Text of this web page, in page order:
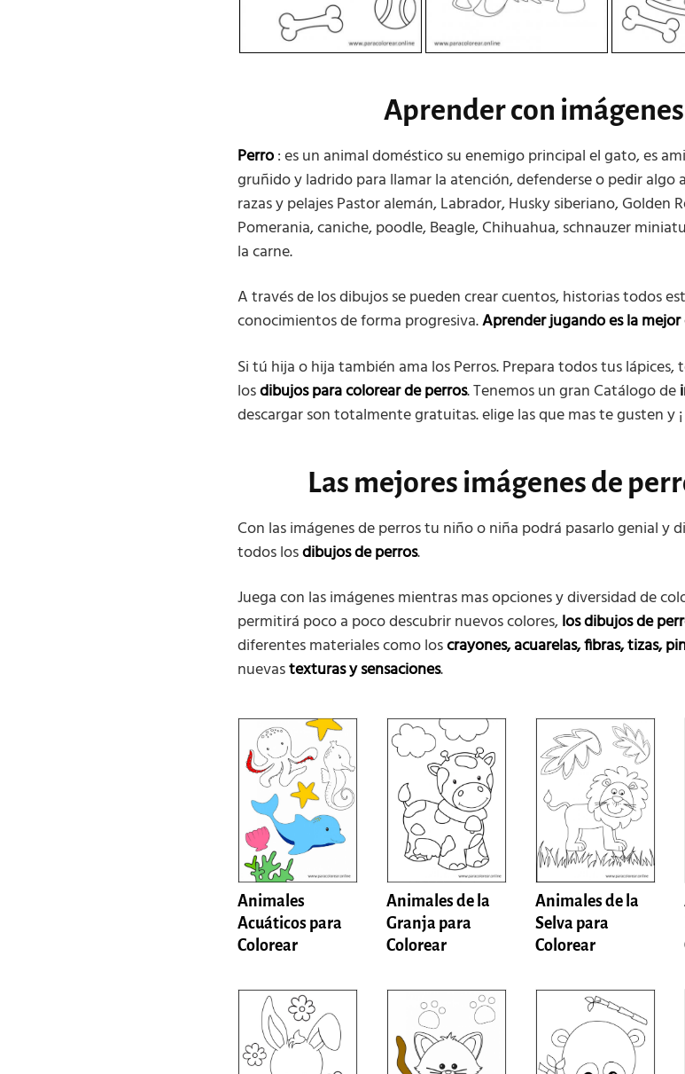
Aprender con
Perro: es un animal doméstico su enemigo principal el gato, es
gruñido y ladrido para llamar la atención, defenderse o pedir algo
razas y pelajes Pastor alemán, Labrador, Husky siberiano, Golden
Pomerania, caniche, poodle, Beagle, Chihuahua, schnauzer
la carne.
A través de los dibujos se pueden crear cuentos, historias todos
conocimientos de forma progresiva.Aprender jugando es la
Si tú hija o hija también ama los Perros. Prepara todos tus
losdibujos para colorear de perros. Tenemos un gran Catálogo de
descargar son totalmente gratuitas. elige las que mas te gusten y
Las mejores imágenes de
Con las imágenes de perros tu niño o niña podrá pasarlo genial y
todos losdibujos de perros.
Juega con las imágenes mientras mas opciones y diversidad de
permitirá poco a poco descubrir nuevos colores,los dibujos de
diferentes materiales como loscrayones, acuarelas, fibras, tizas,
nuevastexturas y sensaciones.
Animales
Acuáticos para
Colorear
Animales de la
Granja para
Colorear
Animales de la
Selva para
Colorear